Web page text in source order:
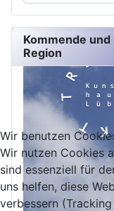
Kommende
Region
Wir benutzen
Wir nutzen Cookies
sind essenziell für
uns helfen, diese
verbessern